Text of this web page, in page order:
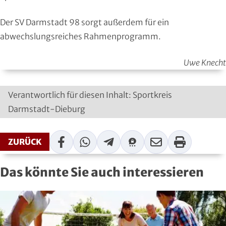
Der SV Darmstadt 98 sorgt außerdem für ein
abwechslungsreiches Rahmenprogramm.
Uwe Knecht
Verantwortlich für diesen Inhalt: Sportkreis
Darmstadt-Dieburg
ZURÜCK FacebookWhatsAppTelegramThreema
Mail Print
Das könnte Sie auch interessieren
Motorbootsport
Pferdesport
Pétanque
Pool-Billard
Ringen